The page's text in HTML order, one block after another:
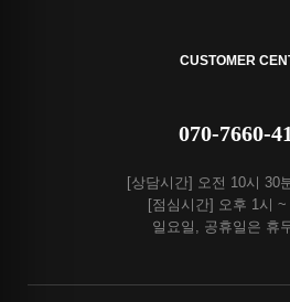
CUSTOMER
070-7660-
[상담시간] 오전 10시 30
[점심시간] 오후 1시 ~
일요일, 공휴일은 휴